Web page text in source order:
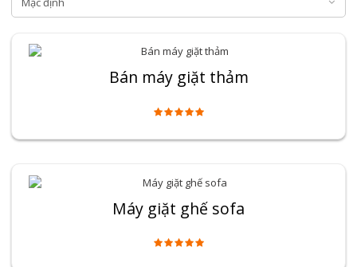
Bán máy giặt thảm
Máy giặt ghế sofa